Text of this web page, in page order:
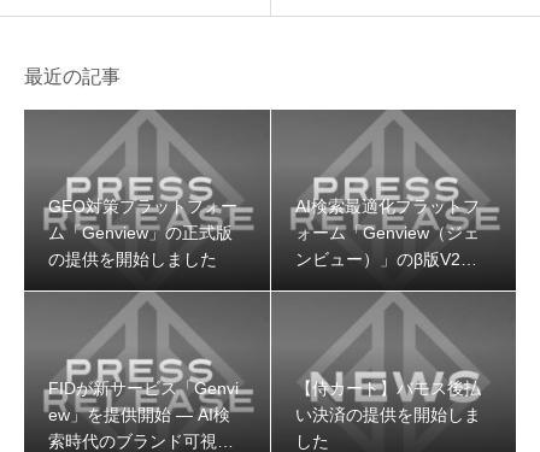
用プラットフォーム
最近の記事
GEO対策プラットフォー
ム「Genview」の正式版
の提供を開始しました
AI検索最適化プラットフ
ォーム「Genview（ジェ
ンビュー）」のβ版V2を
FIDが新サービス「Genvi
ew」を提供開始 — AI検
索時代のブランド可視性
【侍カート】バモス後払
い決済の提供を開始しま
した